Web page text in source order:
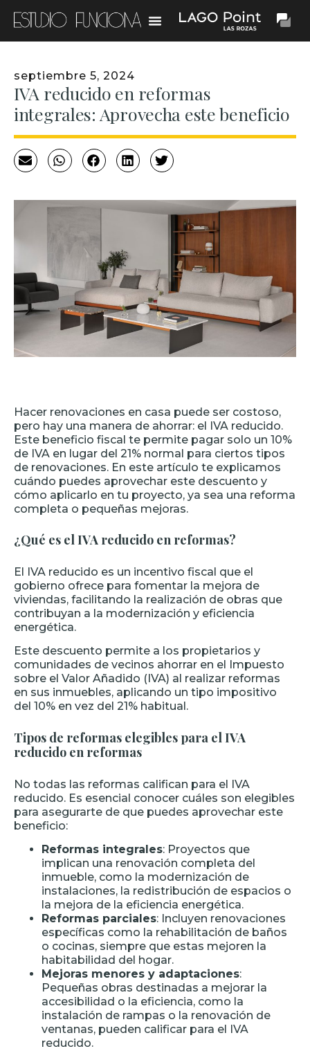
septiembre 5, 2024
IVA reducido en reformas
integrales: Aprovecha este beneficio
Hacer renovaciones en casa puede ser costoso,
pero hay una manera de ahorrar: el IVA reducido.
Este beneficio fiscal te permite pagar solo un 10%
de IVA en lugar del 21% normal para ciertos tipos
de renovaciones. En este artículo te explicamos
cuándo puedes aprovechar este descuento y
cómo aplicarlo en tu proyecto, ya sea una reforma
completa o pequeñas mejoras.
¿Qué es el IVA reducido en reformas?
El IVA reducido es un incentivo fiscal que el
gobierno ofrece para fomentar la mejora de
viviendas, facilitando la realización de obras que
contribuyan a la modernización y eficiencia
energética.
Este descuento permite a los propietarios y
comunidades de vecinos ahorrar en el Impuesto
sobre el Valor Añadido (IVA) al realizar reformas
en sus inmuebles, aplicando un tipo impositivo
del 10% en vez del 21% habitual.
Tipos de reformas elegibles para el IVA
reducido en reformas
No todas las reformas califican para el IVA
reducido. Es esencial conocer cuáles son elegibles
para asegurarte de que puedes aprovechar este
beneficio:
Reformas integrales: Proyectos que
implican una renovación completa del
inmueble, como la modernización de
instalaciones, la redistribución de espacios o
la mejora de la eficiencia energética.
Reformas parciales: Incluyen renovaciones
específicas como la rehabilitación de baños
o cocinas, siempre que estas mejoren la
habitabilidad del hogar.
Mejoras menores y adaptaciones:
Pequeñas obras destinadas a mejorar la
accesibilidad o la eficiencia, como la
instalación de rampas o la renovación de
ventanas, pueden calificar para el IVA
reducido.